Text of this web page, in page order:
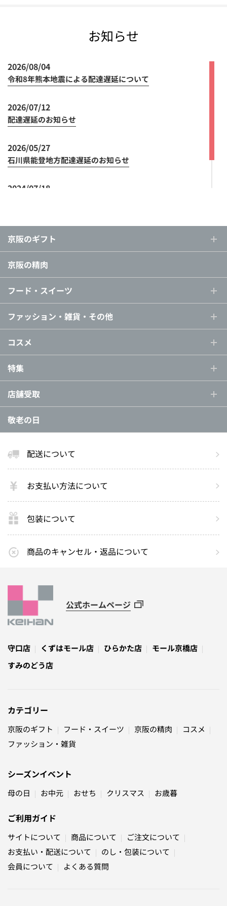
お知らせ
2026/08/04
令和8年熊本地震による配達遅延について
2026/07/12
配達遅延のお知らせ
2026/05/27
石川県能登地方配達遅延のお知らせ
2024/07/18
京阪のギフト
京阪の精肉
フード・スイーツ
ファッション・雑貨・その他
コスメ
特集
店舗受取
敬老の日
配送について
お支払い方法について
包装について
商品のキャンセル・返品について
公式ホームページ
守口店 くずはモール店 ひらかた店
モール京橋店
すみのどう店
カテゴリー
京阪のギフト フード・スイーツ 京阪の精肉
コスメ
ファッション・雑貨
シーズンイベント
母の日 お中元 おせち クリスマス お歳暮
ご利用ガイド
サイトについて 商品について
ご注文について
お支払い・配送について
のし・包装について
会員について
よくある質問